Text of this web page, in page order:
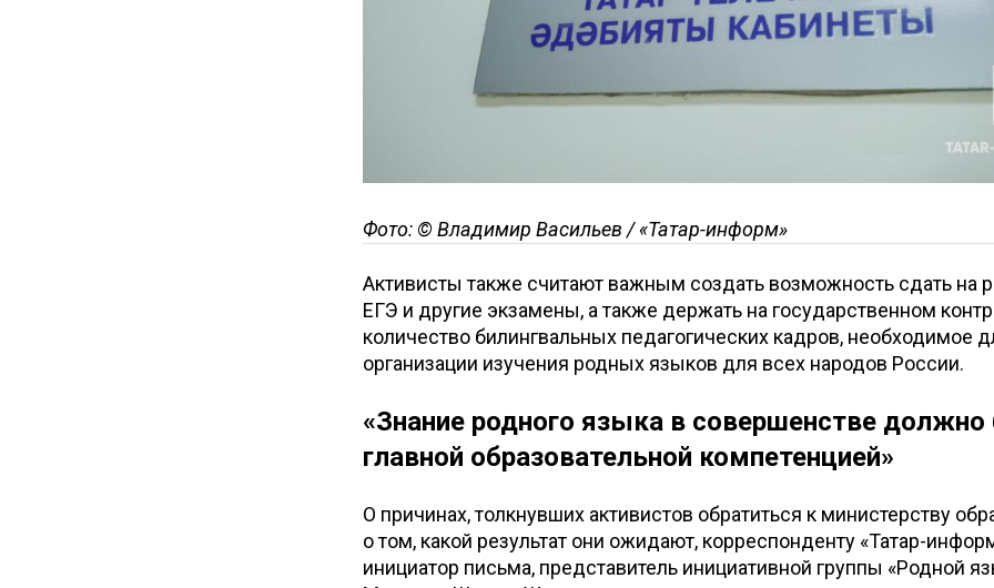
Фото: © Владимир Васильев / «Татар-информ»
Активисты также считают важным создать возможность сдать на
ЕГЭ и другие экзамены, а также держать на государственном
количество билингвальных педагогических кадров, необходимое
организации изучения родных языков для всех народов России.
«Знание родного языка в совершенстве
главной образовательной компетенцией»
О причинах, толкнувших активистов обратиться к министерству
о том, какой результат они ожидают, корреспонденту «Татар-
инициатор письма, представитель инициативной группы «Родной